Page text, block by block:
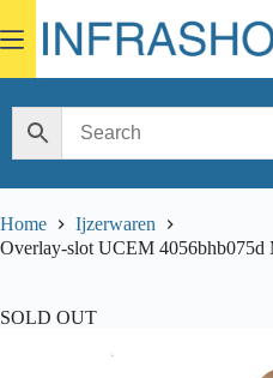
to
content
Home
Ijzerwaren
Overlay-slot UCEM 4056bhb075d
SOLD OUT